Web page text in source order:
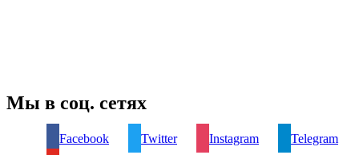
Мы в соц. сетях
Facebook Twitter Instagram
Telegram